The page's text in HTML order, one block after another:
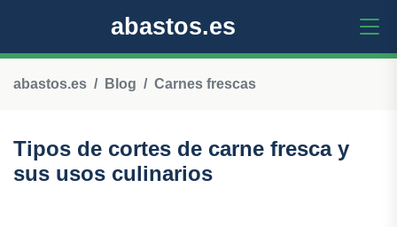
abastos.es
abastos.es Blog Carnes frescas
Tipos de cortes de carne fresca y
sus usos culinarios